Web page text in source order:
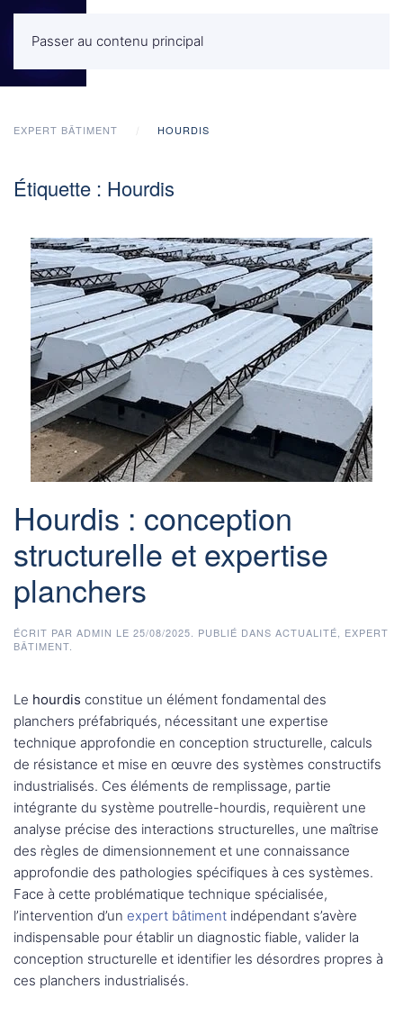
Passer au contenu principalMENU
EXPERT BÂTIMENT HOURDIS
Étiquette : Hourdis
Hourdis : conception
structurelle et expertise
planchers
ÉCRIT PAR ADMIN LE 25/08/2025 . PUBLIÉ DANS ACTUALITÉ
EXPERT
BÂTIMENT
Le hourdis constitue un élément fondamental des
planchers préfabriqués, nécessitant une expertise
technique approfondie en conception structurelle, calculs
de résistance et mise en œuvre des systèmes constructifs
industrialisés. Ces éléments de remplissage, partie
intégrante du système poutrelle-hourdis, requièrent une
analyse précise des interactions structurelles, une maîtrise
des règles de dimensionnement et une connaissance
approfondie des pathologies spécifiques à ces systèmes.
Face à cette problématique technique spécialisée,
l’intervention d’un expert bâtiment indépendant s’avère
indispensable pour établir un diagnostic fiable, valider la
conception structurelle et identifier les désordres propres à
ces planchers industrialisés.